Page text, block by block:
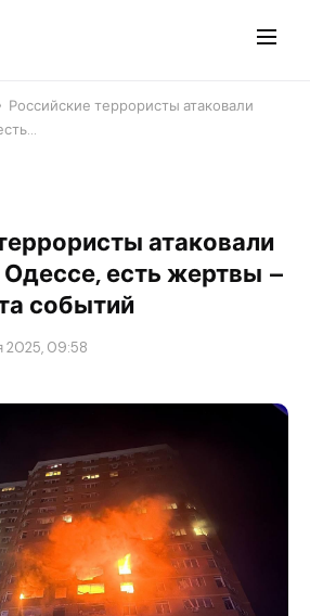
› Российские террористы атаковали
атаковали
есть жертвы –
событий
2025, 09:58